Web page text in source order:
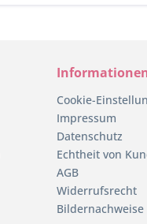
Cookie-
Impressum
Datenschutz
Echtheit von
AGB
Widerrufsrecht
Bildernachweise